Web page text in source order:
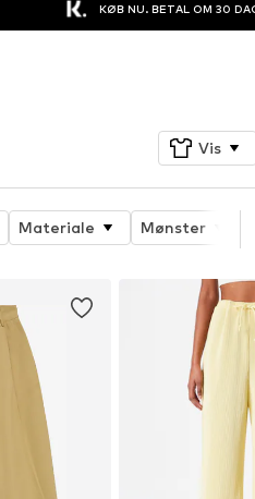
KØB NU. BETAL OM 30
Vis
Materiale Mønster